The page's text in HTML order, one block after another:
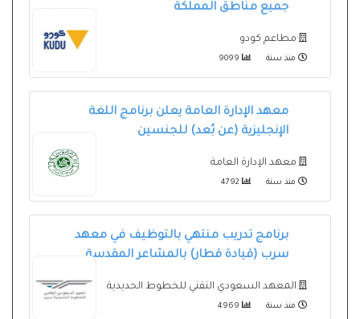
جميع مناطق المملكة
مطاعم كودو
منذ سنة
معهد الإدارة العامة يعلن برنامج اللغة
الإنجليزية (عن بُعد) للجنسين
معهد الإدارة العامة
منذ سنة
برنامج تدريب منتهي بالتوظيف في معهد
سرب (قيادة قطار) بالمشاعر المقدسة
المعهد السعودي التقني للخطوط الحديدية
منذ سنة